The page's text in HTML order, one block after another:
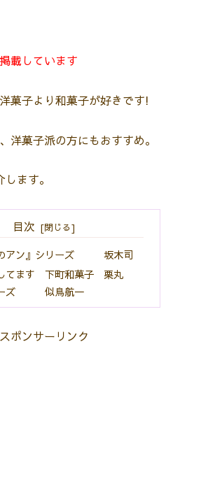
載しています
菓子より和菓子が好きです!
洋菓子派の方にもおすすめ。
ます。
目次
のアン』シリーズ 坂木司
てます 下町和菓子 栗丸
ーズ 似鳥航一
スポンサーリンク